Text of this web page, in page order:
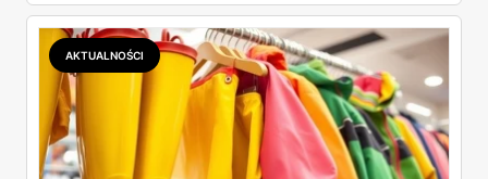
kosztuje i po czym poznać, że sprzedawca nie wciska nam
podróbki. Spisałam wszystko, czego się dowiedziałam —
łącznie z jedną wpadką, o której za chwilę.
AKTUALNOŚCI